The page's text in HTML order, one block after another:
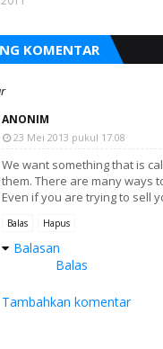
KOMENTAR
ANONIM
23 Mei 2013 pukul 17.08
We want something that is
them. There are many ways
Even if you are trying to sell
Balas Hapus
Balasan
Balas
Tambahkan komentar